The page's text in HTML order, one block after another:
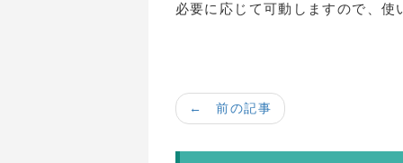
必要に応じて可動しますので、使
← 前の記事